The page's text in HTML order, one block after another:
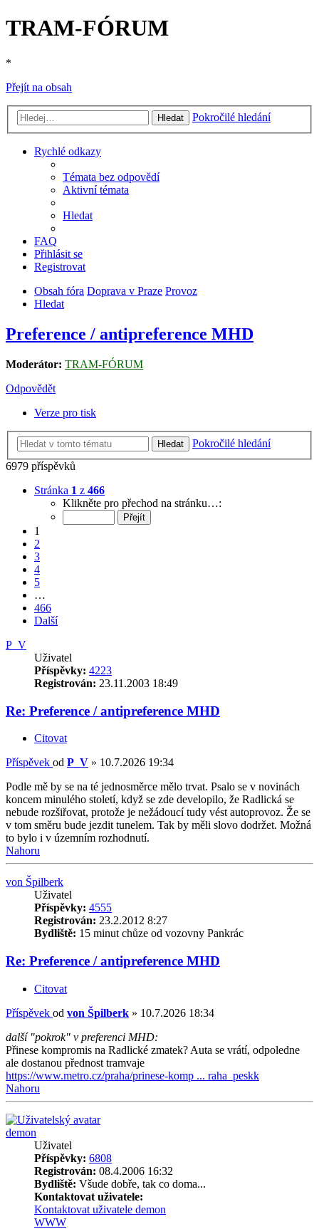
TRAM-FÓRUM
*
Přejít na obsah
Hledat Pokročilé hledání
Rychlé odkazy
Témata bez odpovědí
Aktivní témata
Hledat
FAQ
Přihlásit se
Registrovat
Obsah fóra Doprava v Praze Provoz
Hledat
Preference / antipreference MHD
Moderátor: TRAM-FÓRUM
Odpovědět
Verze pro tisk
Hledat
Pokročilé hledání
6979 příspěvků
Stránka 1 z 466
Klikněte pro přechod na stránku…:
1
2
3
4
5
…
466
Další
P_V
Uživatel
Příspěvky: 4223
Registrován: 23.11.2003 18:49
Re: Preference / antipreference MHD
Citovat
Příspěvek od P_V » 10.7.2026 19:34
Podle mě by se na té jednosměrce mělo trvat. Psalo se v novinách
koncem minulého století, když se zde developilo, že Radlická se
nebude rozšiřovat, protože je nežádoucí tudy vést autoprovoz. Že se
v tom směru bude jezdit tunelem. Tak by měli slovo dodržet. Možná
to bylo i v územním rozhodnutí.
Nahoru
von Špilberk
Uživatel
Příspěvky: 4555
Registrován: 23.2.2012 8:27
Bydliště: 15 minut chůze od vozovny Pankrác
Re: Preference / antipreference MHD
Citovat
Příspěvek od von Špilberk » 10.7.2026 18:34
další "pokrok" v preferenci MHD:
Přinese kompromis na Radlické zmatek? Auta se vrátí, odpoledne
ale dostanou přednost tramvaje
https://www.metro.cz/praha/prinese-komp ... raha_peskk
Nahoru
demon
Uživatel
Příspěvky: 6808
Registrován: 08.4.2006 16:32
Bydliště: Všude dobře, tak co doma...
Kontaktovat uživatele:
Kontaktovat uživatele demon
WWW